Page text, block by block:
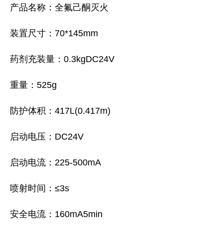
产品名称：全氟己酮灭火
装置尺寸：70*145mm
药剂充装量：0.3kgDC24V
重量：525g
防护体积：417L(0.417m)
启动电压：DC24V
启动电流：225-500mA
喷射时间：≤3s
安全电流：160mA5min